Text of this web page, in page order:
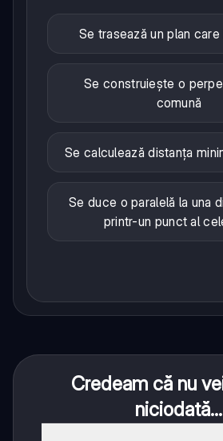
Se trasează un plan
Se construiește o
comună
Se calculează distanța
Se duce o paralelă la una
printr-un punct al
Credeam că nu
niciodată...